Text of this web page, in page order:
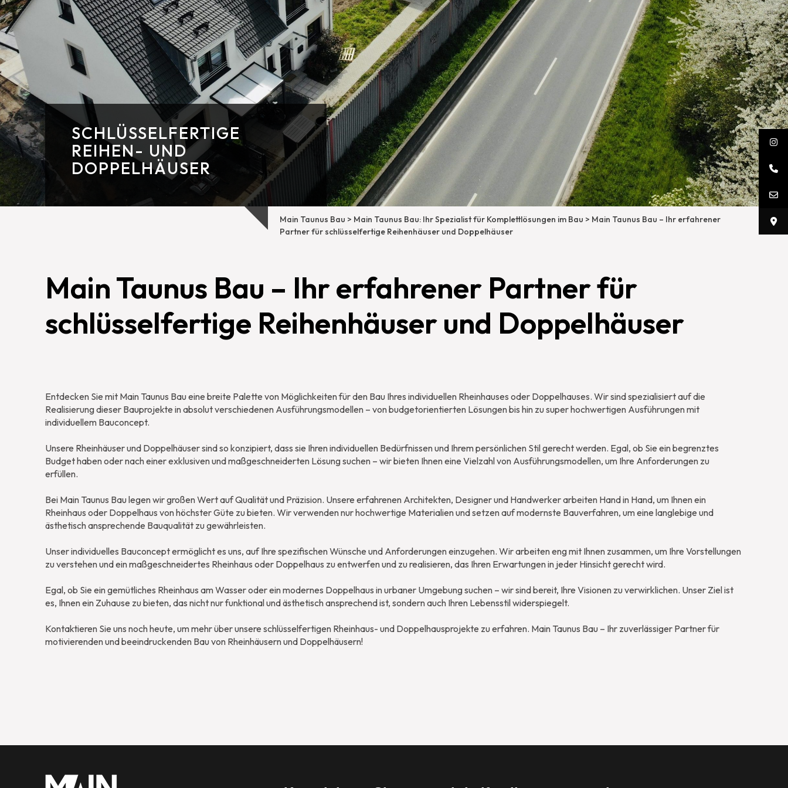
SCHLÜSSELFERTIGE
REIHEN- UND
DOPPELHÄUSER
Main Taunus Bau > Main Taunus Bau: Ihr Spezialist für Komplettlösungen im Bau > Main Taunus Bau – Ihr erfahrener
Partner für schlüsselfertige Reihenhäuser und Doppelhäuser
Main Taunus Bau – Ihr erfahrener Partner für
schlüsselfertige Reihenhäuser und Doppelhäuser
Entdecken Sie mit Main Taunus Bau eine breite Palette von Möglichkeiten für den Bau Ihres individuellen Rheinhauses oder Doppelhauses. Wir sind spezialisiert auf die
Realisierung dieser Bauprojekte in absolut verschiedenen Ausführungsmodellen – von budgetorientierten Lösungen bis hin zu super hochwertigen Ausführungen mit
individuellem Bauconcept.
Unsere Rheinhäuser und Doppelhäuser sind so konzipiert, dass sie Ihren individuellen Bedürfnissen und Ihrem persönlichen Stil gerecht werden. Egal, ob Sie ein begrenztes
Budget haben oder nach einer exklusiven und maßgeschneiderten Lösung suchen – wir bieten Ihnen eine Vielzahl von Ausführungsmodellen, um Ihre Anforderungen zu
erfüllen.
Bei Main Taunus Bau legen wir großen Wert auf Qualität und Präzision. Unsere erfahrenen Architekten, Designer und Handwerker arbeiten Hand in Hand, um Ihnen ein
Rheinhaus oder Doppelhaus von höchster Güte zu bieten. Wir verwenden nur hochwertige Materialien und setzen auf modernste Bauverfahren, um eine langlebige und
ästhetisch ansprechende Bauqualität zu gewährleisten.
Unser individuelles Bauconcept ermöglicht es uns, auf Ihre spezifischen Wünsche und Anforderungen einzugehen. Wir arbeiten eng mit Ihnen zusammen, um Ihre Vorstellungen
zu verstehen und ein maßgeschneidertes Rheinhaus oder Doppelhaus zu entwerfen und zu realisieren, das Ihren Erwartungen in jeder Hinsicht gerecht wird.
Egal, ob Sie ein gemütliches Rheinhaus am Wasser oder ein modernes Doppelhaus in urbaner Umgebung suchen – wir sind bereit, Ihre Visionen zu verwirklichen. Unser Ziel ist
es, Ihnen ein Zuhause zu bieten, das nicht nur funktional und ästhetisch ansprechend ist, sondern auch Ihren Lebensstil widerspiegelt.
Kontaktieren Sie uns noch heute, um mehr über unsere schlüsselfertigen Rheinhaus- und Doppelhausprojekte zu erfahren. Main Taunus Bau – Ihr zuverlässiger Partner für
motivierenden und beeindruckenden Bau von Rheinhäusern und Doppelhäusern!